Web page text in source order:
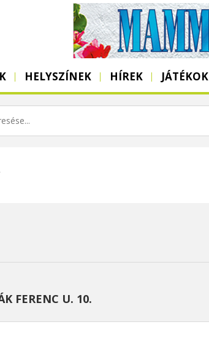
HELYSZÍNEK HÍREK JÁTÉKOK
FERENC U. 10.